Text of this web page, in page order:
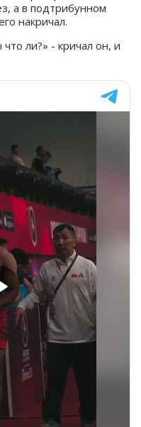
а в подтрибунном
накричал.
ли?» - кричал он, и